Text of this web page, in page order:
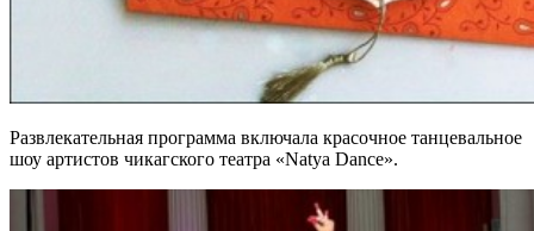
Развлекательная программа включала красочное танцевальное
шоу артистов чикагского театра «Natya Dance».